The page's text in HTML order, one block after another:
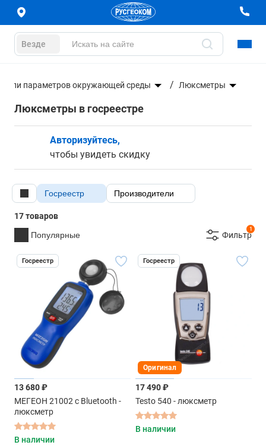
Везде
параметров окружающей среды Люксметры
Люксметры в госреестре
Авторизуйтесь,
чтобы увидеть скидку
Госреестр Производители
17 товаров
Популярные
1
Фильтр
Госреестр
13 680 ₽
МЕГЕОН 21002 с Bluetooth -
люксметр
В наличии
Госреестр
Оригинал
17 490 ₽
Testo 540 - люксметр
В наличии